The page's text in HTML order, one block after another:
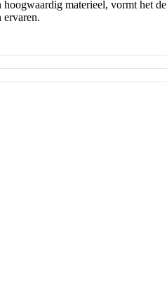
materieel, vormt het de
ervaren.